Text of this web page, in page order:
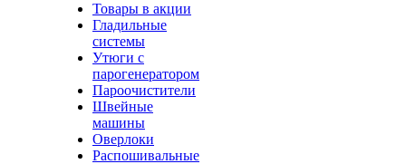
Товары в акции
Гладильные
системы
Утюги с
парогенератором
Пароочистители
Швейные
машины
Оверлоки
Распошивальные